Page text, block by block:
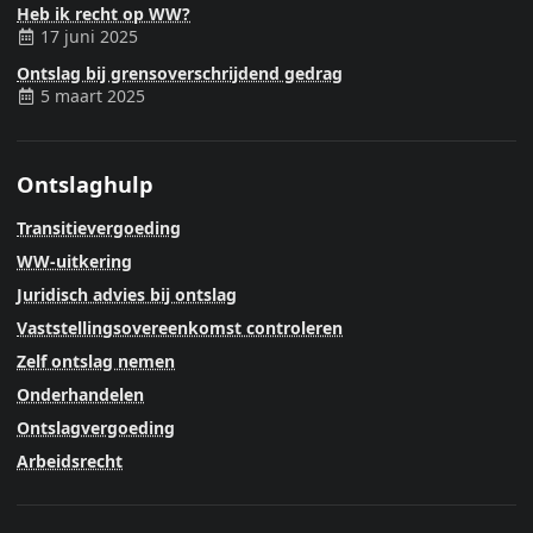
Heb ik recht op WW?
17 juni 2025
Ontslag bij grensoverschrijdend gedrag
5 maart 2025
Ontslaghulp
Transitievergoeding
WW-uitkering
Juridisch advies bij ontslag
Vaststellingsovereenkomst controleren
Zelf ontslag nemen
Onderhandelen
Ontslagvergoeding
Arbeidsrecht